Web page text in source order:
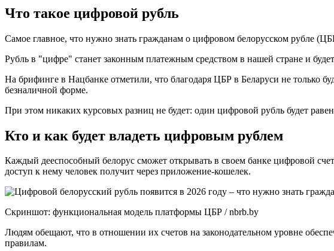
Что такое цифровой рубль
Самое главное, что нужно знать гражданам о цифровом белорусском рубле
Рубль в "цифре" станет законным платежным средством в нашей стране и
На брифинге в Нацбанке отметили, что благодаря ЦБР в Беларуси не только
безналичной форме.
При этом никаких курсовых разниц не будет: один цифровой рубль будет
Кто и как будет владеть цифровым рублем
Каждый дееспособный белорус сможет открывать в своем банке цифровой
доступ к нему человек получит через приложение-кошелек.
Скриншот: функциональная модель платформы ЦБР / nbrb.by
Людям обещают, что в отношении их счетов на законодательном уровне
правилам.